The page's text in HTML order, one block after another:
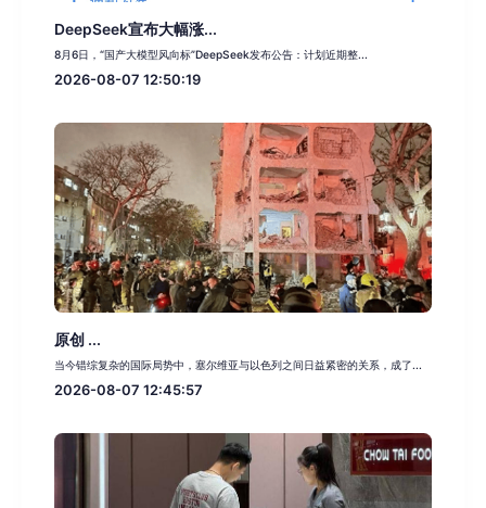
DeepSeek宣布大幅涨...
8月6日，“国产大模型风向标”DeepSeek发布公告：计划近期整...
2026-08-07 12:50:19
原创 ...
当今错综复杂的国际局势中，塞尔维亚与以色列之间日益紧密的关系，成了...
2026-08-07 12:45:57